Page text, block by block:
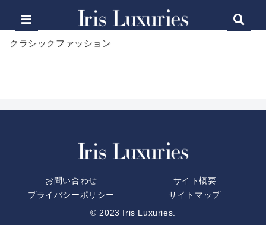
クラシックファッション
お問い合わせ
サイト概要
プライバシーポリシー
サイトマップ
© 2023 Iris Luxuries.